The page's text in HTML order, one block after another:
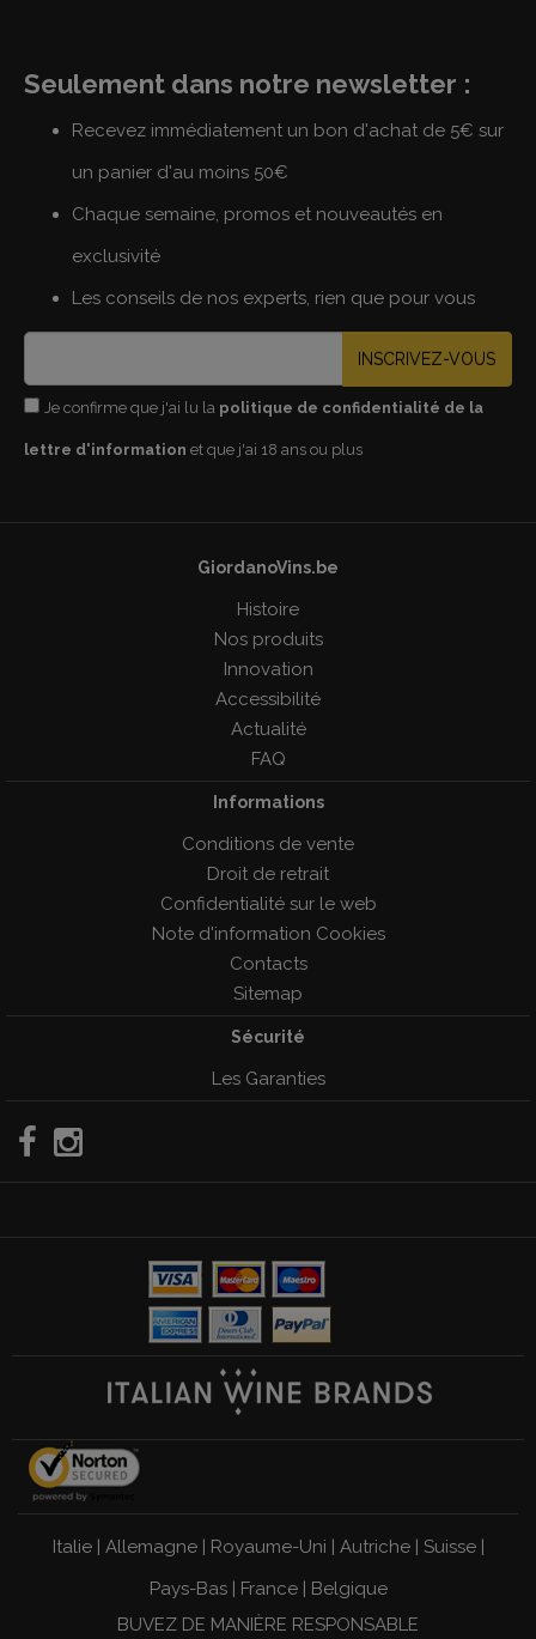
Seulement dans notre newsletter :
Recevez immédiatement un bon d'achat de 5€ sur
un panier d'au moins 50€
Chaque semaine, promos et nouveautés en
exclusivité
Les conseils de nos experts, rien que pour vous
INSCRIVEZ-VOUS
Je confirme que j'ai lu la politique de confidentialité de la
lettre d'information et que j'ai 18 ans ou plus
GiordanoVins.be
Histoire
Nos produits
Innovation
Accessibilité
Actualité
FAQ
Informations
Conditions de vente
Droit de retrait
Confidentialité sur le web
Note d'information Cookies
Contacts
Sitemap
Sécurité
Les Garanties
Italie| Allemagne| Royaume-Uni | Autriche| Suisse|
Pays-Bas| France| Belgique
BUVEZ DE MANIÈRE RESPONSABLE